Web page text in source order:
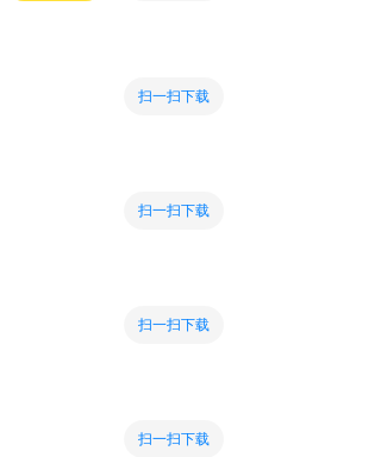
扫一扫下载
扫一扫下载
扫一扫下载
扫一扫下载